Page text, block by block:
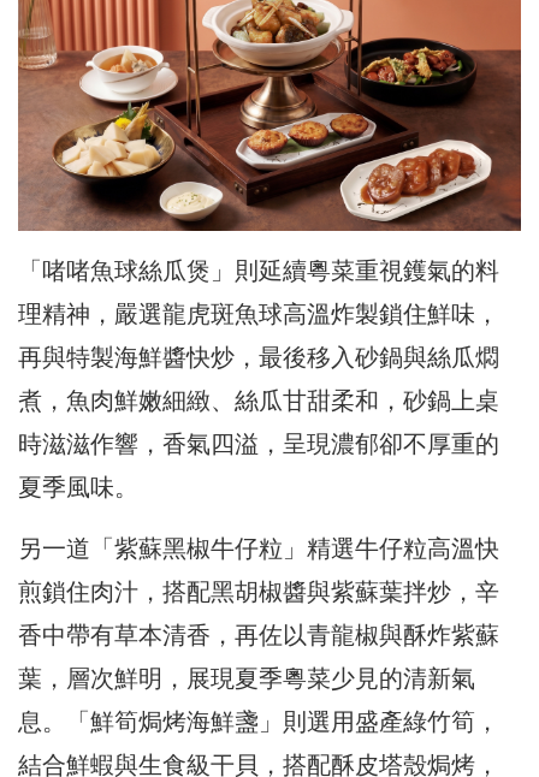
「啫啫魚球絲瓜煲」則延續粵菜重視鑊氣的料
理精神，嚴選龍虎斑魚球高溫炸製鎖住鮮味，
再與特製海鮮醬快炒，最後移入砂鍋與絲瓜燜
煮，魚肉鮮嫩細緻、絲瓜甘甜柔和，砂鍋上桌
時滋滋作響，香氣四溢，呈現濃郁卻不厚重的
夏季風味。
另一道「紫蘇黑椒牛仔粒」精選牛仔粒高溫快
煎鎖住肉汁，搭配黑胡椒醬與紫蘇葉拌炒，辛
香中帶有草本清香，再佐以青龍椒與酥炸紫蘇
葉，層次鮮明，展現夏季粵菜少見的清新氣
息。「鮮筍焗烤海鮮盞」則選用盛產綠竹筍，
結合鮮蝦與生食級干貝，搭配酥皮塔殼焗烤，